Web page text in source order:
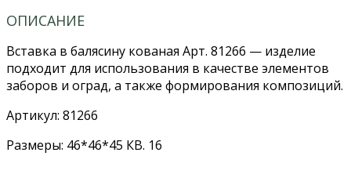
ОПИСАНИЕ
Вставка в балясину кованая Арт. 81266 — изделие
подходит для использования в качестве элементов
заборов и оград, а также формирования композиций.
Артикул: 81266
Размеры: 46*46*45 КВ. 16